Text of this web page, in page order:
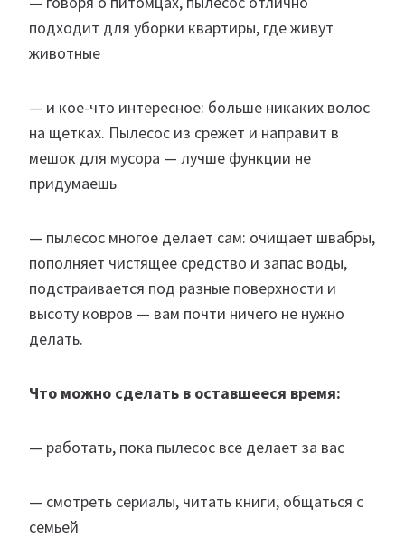
подходит для уборки квартиры, где живут
животные
— и кое-что интересное: больше никаких волос
на щетках. Пылесос из срежет и направит в
мешок для мусора — лучше функции не
придумаешь
— пылесос многое делает сам: очищает швабры,
пополняет чистящее средство и запас воды,
подстраивается под разные поверхности и
высоту ковров — вам почти ничего не нужно
делать.
Что можно сделать в оставшееся время:
— работать, пока пылесос все делает за вас
— смотреть сериалы, читать книги, общаться с
семьей